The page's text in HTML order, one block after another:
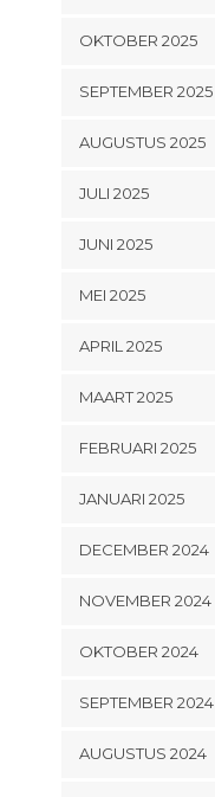
OKTOBER 2025
SEPTEMBER 2025
AUGUSTUS 2025
JULI 2025
JUNI 2025
MEI 2025
APRIL 2025
MAART 2025
FEBRUARI 2025
JANUARI 2025
DECEMBER 2024
NOVEMBER 2024
OKTOBER 2024
SEPTEMBER 2024
AUGUSTUS 2024